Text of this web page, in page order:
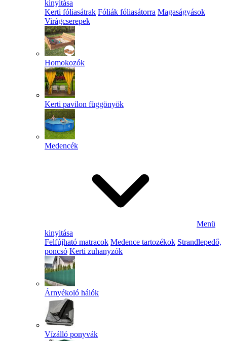
kinyitása
Kerti fóliasátrak Fóliák fóliasátorra Magaságyások
Virágcserepek
Homokozók
Kerti pavilon függönyök
Medencék
Menü
kinyitása
Felfújható matracok Medence tartozékok Strandlepedő,
poncsó Kerti zuhanyzók
Árnyékoló hálók
Vízálló ponyvák